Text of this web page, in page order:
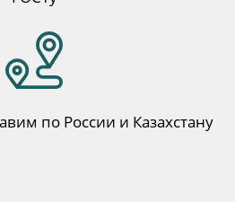
по России и Казахстану